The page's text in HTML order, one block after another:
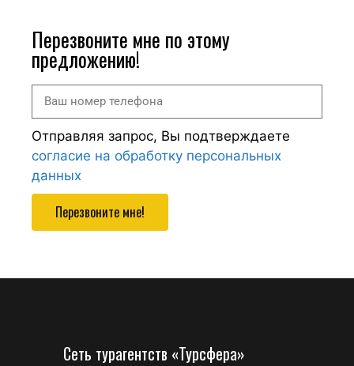
Перезвоните мне по этому
предложению!
Отправляя запрос, Вы подтверждаете
согласие на обработку персональных
данных
Перезвоните мне!
Сеть турагентств «Турсфера»